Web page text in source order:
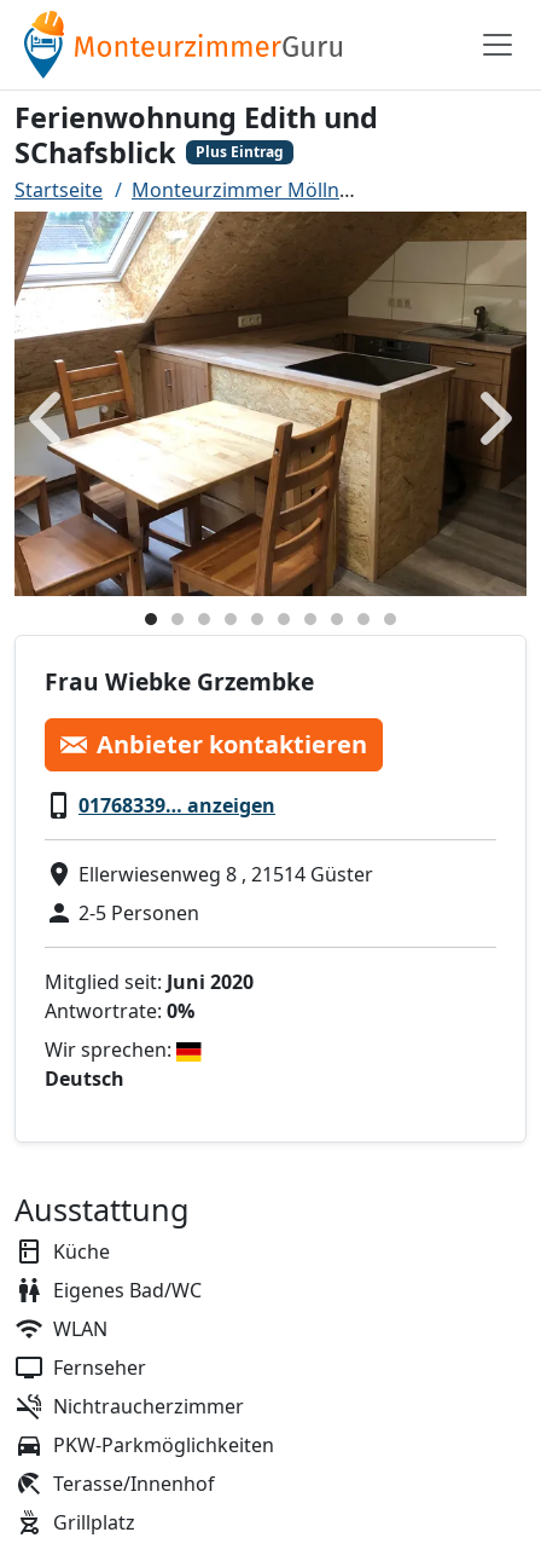
Ferienwohnung Edith und
SChafsblick
Plus Eintrag
Startseite Monteurzimmer Mölln
Zurück
Frau Wiebke Grzembke
Anbieter kontaktieren
01768339… anzeigen
Ellerwiesenweg 8 , 21514 Güster
2-5 Personen
Mitglied seit: Juni 2020
Antwortrate: 0%
Wir sprechen:
Deutsch
Ausstattung
Küche
Eigenes Bad/WC
WLAN
Fernseher
Nichtraucherzimmer
PKW-Parkmöglichkeiten
Terasse/Innenhof
Grillplatz